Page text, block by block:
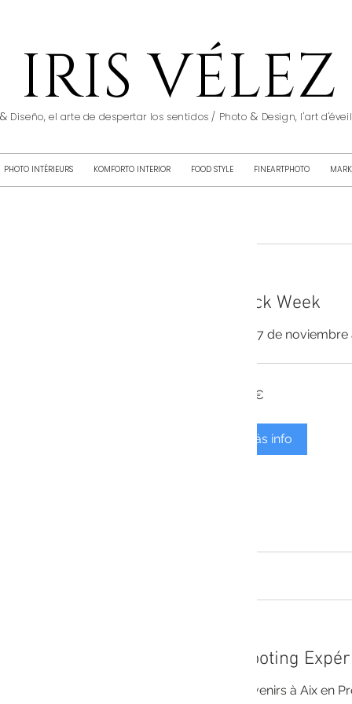
IRIS VÉLEZ
& Diseño, el arte de despertar los sentidos / Photo & Design, l'art
PHOTO INTÉRIEURS KOMFORTO INTERIOR FOOD STYLE FINEARTPHOTO
Black Week
Del 27 de
200 €
Más info
Shooting
Souvenirs à Aix en